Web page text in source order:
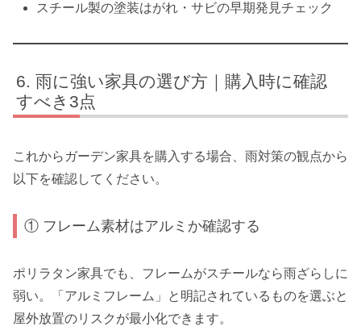
スチール製の塗装はがれ・サビの早期発見チェック
雨に強い家具の選び方｜購入時に確認
すべき3点
これからガーデン家具を購入する場合、雨対策の観点から
以下を確認してください。
① フレーム素材はアルミか確認する
ポリラタン家具でも、フレームがスチールなら雨ざらしに
弱い。「アルミフレーム」と明記されているものを選ぶと
屋外放置のリスクが最小化できます。